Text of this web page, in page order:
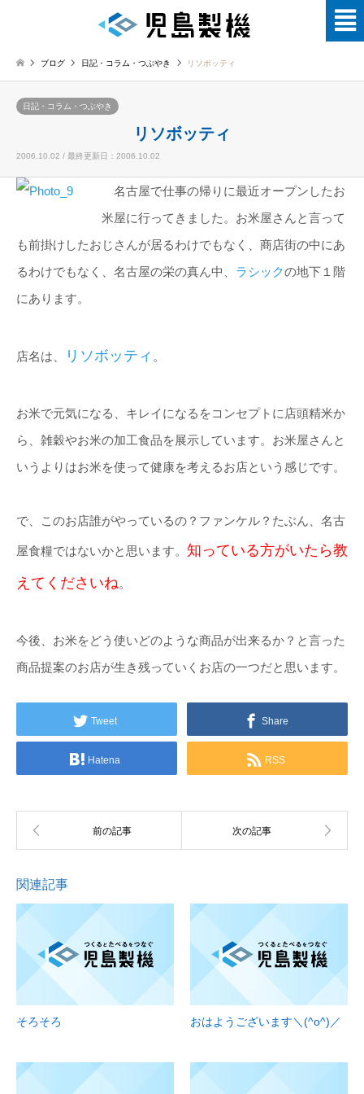
ブログ 日記・コラム・つぶやき リソボッティ
日記・コラム・つぶやき
リソボッティ
2006.10.02 / 最終更新日：2006.10.02
名古屋で仕事の帰りに最近オープンしたお
米屋に行ってきました。お米屋さんと言って
も前掛けしたおじさんが居るわけでもなく、商店街の中にあ
るわけでもなく、名古屋の栄の真ん中、 ラシックの地下１階
にあります。
店名は、 リソボッティ 。
お米で元気になる、キレイになるをコンセプトに店頭精米か
ら、雑穀やお米の加工食品を展示しています。お米屋さんと
いうよりはお米を使って健康を考えるお店という感じです。
で、このお店誰がやっているの？ファンケル？たぶん、名古
屋食糧ではないかと思います。 知っている方がいたら教
えてくださいね。
今後、お米をどう使いどのような商品が出来るか？と言った
商品提案のお店が生き残っていくお店の一つだと思います。
Tweet Share
Hatena RSS
関連記事
そろそろ おはようございます＼(^o^)／